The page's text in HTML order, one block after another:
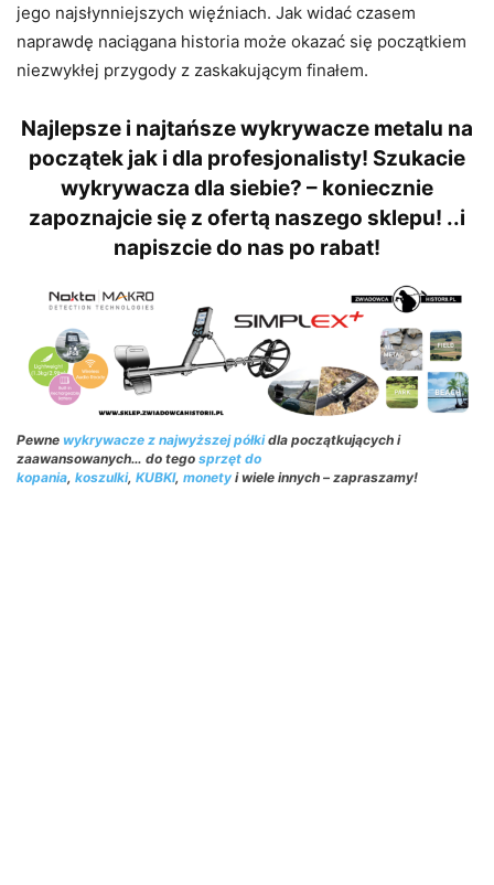
jego najsłynniejszych więźniach. Jak widać czasem
naprawdę naciągana historia może okazać się początkiem
niezwykłej przygody z zaskakującym finałem.
Najlepsze i najtańsze wykrywacze metalu na
początek jak i dla profesjonalisty! Szukacie
wykrywacza dla siebie? – koniecznie
zapoznajcie się z ofertą naszego sklepu! ..i
napiszcie do nas po rabat!
Pewne wykrywacze z najwyższej półkidla początkujących i
zaawansowanych… do tego sprzęt do
kopania, koszulki, KUBKI, monety i wiele innych – zapraszamy!